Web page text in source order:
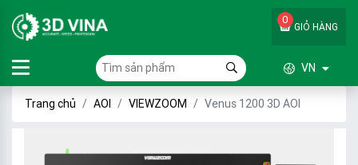
GIỎ HÀNG
0
VN
Trang chủ AOI VIEWZOOM Venus 1200 3D AOI